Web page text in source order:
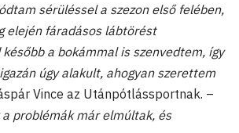
sérüléssel a szezon első felében,
elején fáradásos lábtörést
a bokámmal is szenvedtem, így
úgy alakult, ahogyan szerettem
Vince az Utánpótlássportnak. –
problémák már elmúltak, és